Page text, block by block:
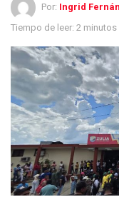
Por: Ingrid
Tiempo de leer: 2 minutos